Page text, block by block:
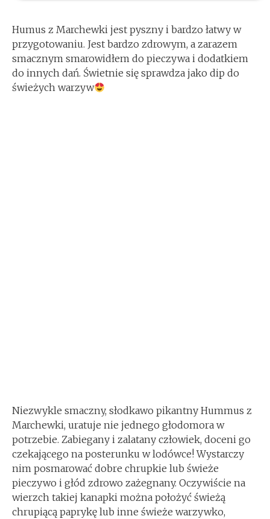
Humus z Marchewki jest pyszny i bardzo łatwy w
przygotowaniu. Jest bardzo zdrowym, a zarazem
smacznym smarowidłem do pieczywa i dodatkiem
do innych dań. Świetnie się sprawdza jako dip do
świeżych warzyw
Niezwykle smaczny, słodkawo pikantny Hummus z
Marchewki, uratuje nie jednego głodomora w
potrzebie. Zabiegany i zalatany człowiek, doceni go
czekającego na posterunku w lodówce! Wystarczy
nim posmarować dobre chrupkie lub świeże
pieczywo i głód zdrowo zażegnany. Oczywiście na
wierzch takiej kanapki można położyć świeżą
chrupiącą paprykę lub inne świeże warzywko,